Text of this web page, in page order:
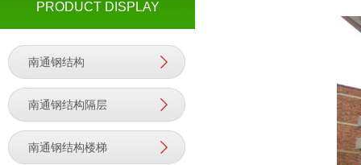
PRODUCT DISPLAY
南通钢结构
南通钢结构隔层
南通钢结构楼梯